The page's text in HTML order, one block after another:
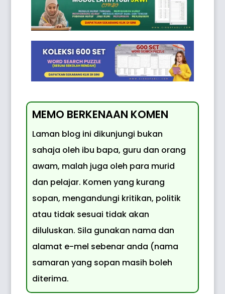
MEMO BERKENAAN KOMEN
Laman blog ini dikunjungi bukan
sahaja oleh ibu bapa, guru dan orang
awam, malah juga oleh para murid
dan pelajar. Komen yang kurang
sopan, mengandungi kritikan, politik
atau tidak sesuai tidak akan
diluluskan. Sila gunakan nama dan
alamat e-mel sebenar anda (nama
samaran yang sopan masih boleh
diterima.